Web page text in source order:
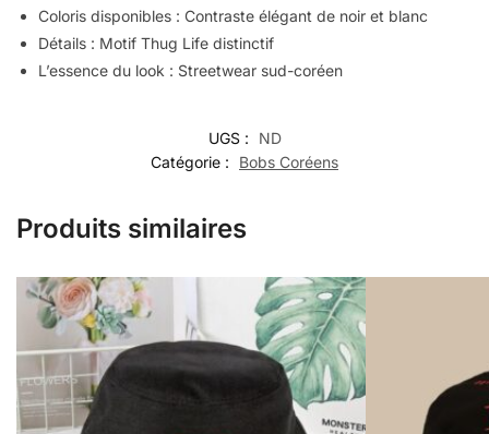
Coloris disponibles : Contraste élégant de noir et blanc
Détails : Motif Thug Life distinctif
L’essence du look : Streetwear sud-coréen
UGS :
ND
Catégorie :
Bobs Coréens
Produits similaires